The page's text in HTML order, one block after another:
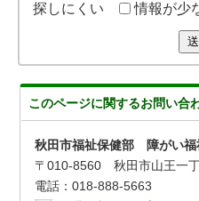
探しにくい
情報が少
このページに関するお問い合
秋田市福祉保健部 障がい福
〒010-8560 秋田市山王一
電話：018-888-5663